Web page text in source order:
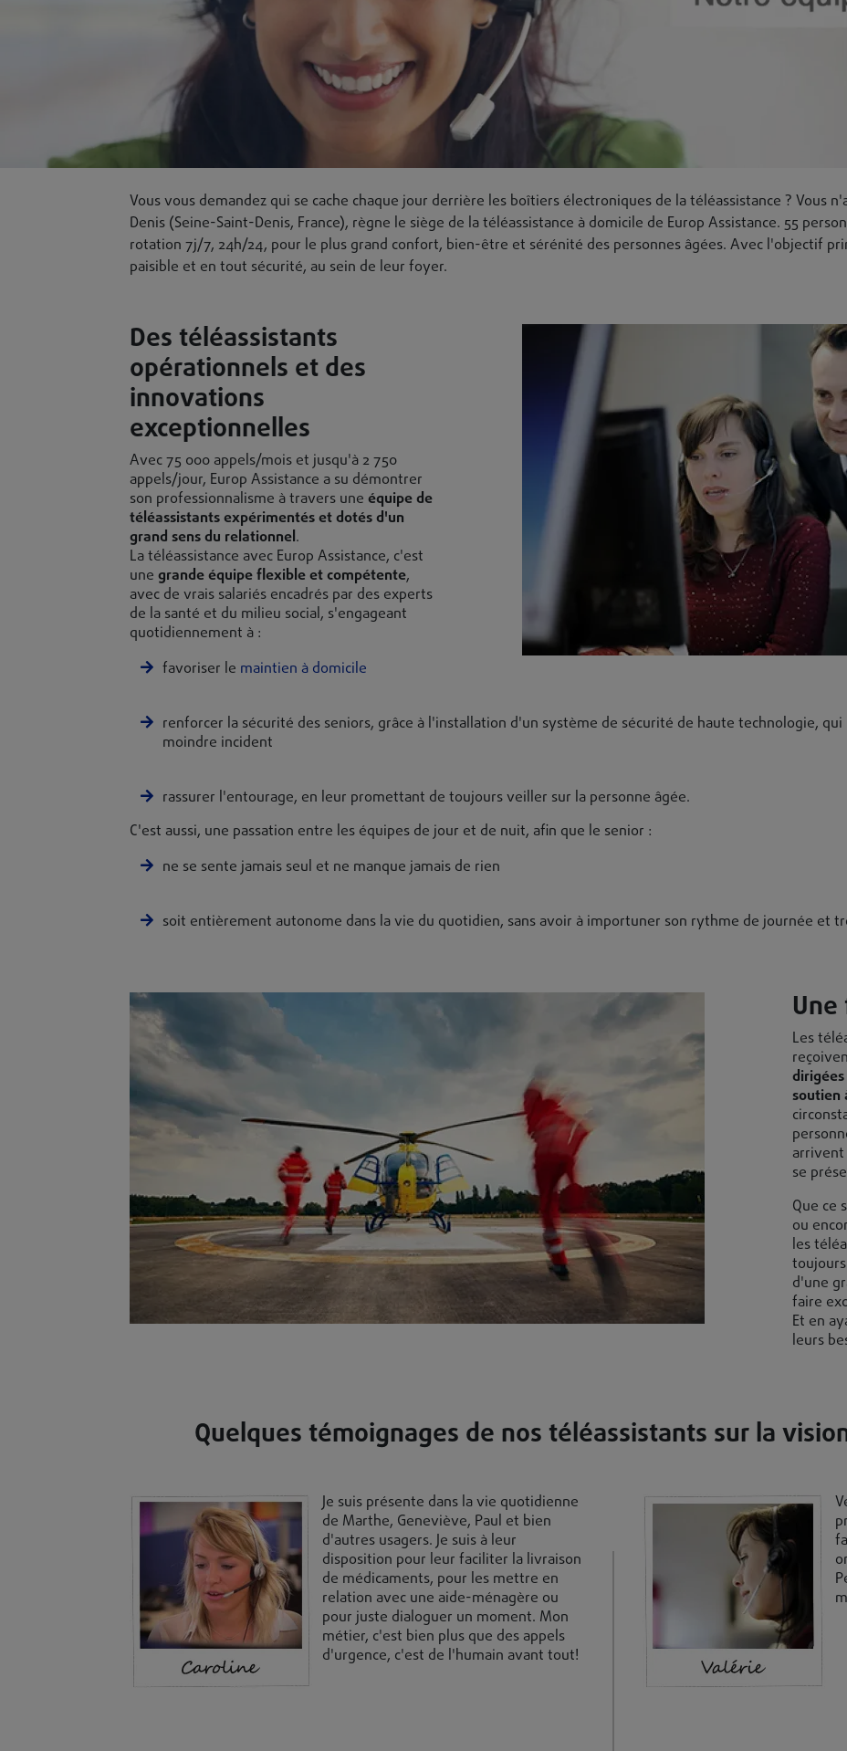
Vous vous demandez qui se cache chaque jour derrière les boîtiers électroniques de la téléassistance ? Vous
Denis (Seine-Saint-Denis, France), règne le siège de la téléassistance à domicile de Europ Assistance. 55
rotation 7j/7, 24h/24, pour le plus grand confort, bien-être et sérénité des personnes âgées. Avec l'objectif
paisible et en tout sécurité, au sein de leur foyer.
Des téléassistants
opérationnels et des
innovations
exceptionnelles
Avec 75 000 appels/mois et jusqu'à 2 750
appels/jour, Europ Assistance a su démontrer
son professionnalisme à travers une équipe de
téléassistants expérimentés et dotés d'un
grand sens du relationnel.
La téléassistance avec Europ Assistance, c'est
une grande équipe flexible et compétente,
avec de vrais salariés encadrés par des experts
de la santé et du milieu social, s'engageant
quotidiennement à :
favoriser le maintien à domicile
renforcer la sécurité des seniors, grâce à l'installation d'un système de sécurité de haute technologie,
moindre incident
rassurer l'entourage, en leur promettant de toujours veiller sur la personne âgée.
C'est aussi, une passation entre les équipes de jour et de nuit, afin que le senior :
ne se sente jamais seul et ne manque jamais de rien
soit entièrement autonome dans la vie du quotidien, sans avoir à importuner son rythme de journée et
Les
soutien
arrivent
se
Que ce
ou
les
d'une
faire
Et en
leurs
Quelques témoignages de nos téléassistants sur la
Je suis présente dans la vie quotidienne
de Marthe, Geneviève, Paul et bien
d'autres usagers. Je suis à leur
disposition pour leur faciliter la livraison
de médicaments, pour les mettre en
relation avec une aide-ménagère ou
pour juste dialoguer un moment. Mon
métier, c'est bien plus que des appels
d'urgence, c'est de l'humain avant tout!